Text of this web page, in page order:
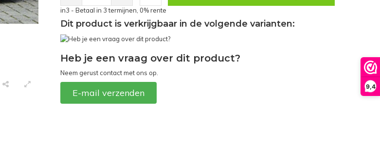
9,4
in3 - Betaal in 3 termijnen, 0% rente
Dit product is verkrijgbaar in de volgende varianten:
Heb je een vraag over dit product?
Neem gerust contact met ons op.
E-mail verzenden